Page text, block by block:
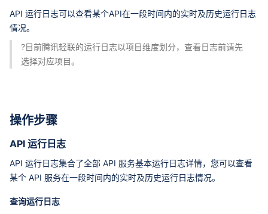
API 运行日志可以查看某个API在一段时间内的实时及历史运行日志
情况。
?目前腾讯轻联的运行日志以项目维度划分，查看日志前请先
选择对应项目。
操作步骤
API 运行日志
API 运行日志集合了全部 API 服务基本运行日志详情，您可以查看
某个 API 服务在一段时间内的实时及历史运行日志情况。
查询运行日志